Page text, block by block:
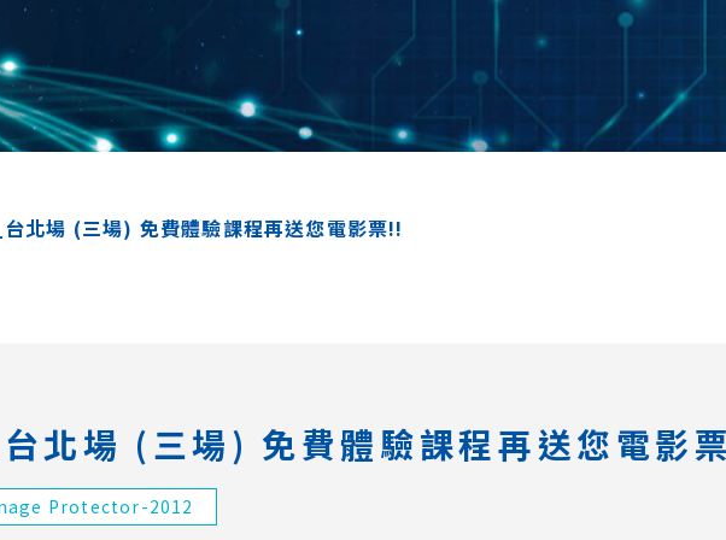
北場 (三場) 免費體驗課程再送您電影票!!
北場 (三場) 免費體驗課程再送您電影
Protector-2012